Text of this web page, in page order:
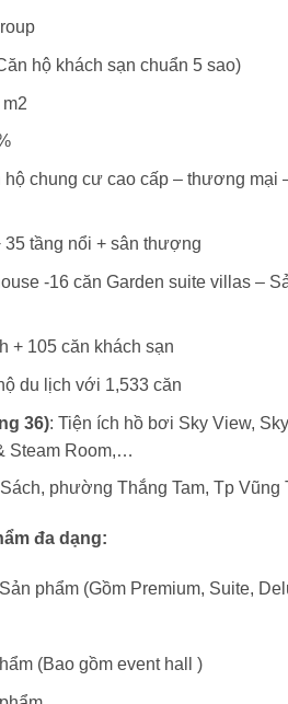
hộ khách sạn chuẩn 5 sao)
hộ chung cư cao cấp – thương mại
35 tầng nổi + sân thượng
-16 căn Garden suite villas –
+ 105 căn khách sạn
du lịch với 1,533 căn
36): Tiện ích hồ bơi Sky View,
Steam Room,…
phường Thắng Tam, Tp
đa dạng:
phẩm (Gồm Premium, Suite,
(Bao gồm event hall )